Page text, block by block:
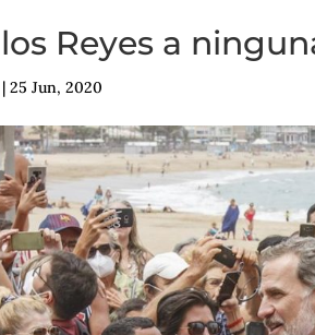
Reyes a
|25 Jun, 2020